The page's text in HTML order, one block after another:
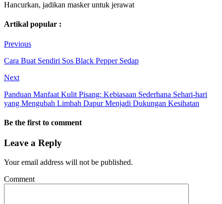
Hancurkan, jadikan masker untuk jerawat
Artikal popular :
Previous
Cara Buat Sendiri Sos Black Pepper Sedap
Next
Panduan Manfaat Kulit Pisang: Kebiasaan Sederhana Sehari-hari
yang Mengubah Limbah Dapur Menjadi Dukungan Kesihatan
Be the first to comment
Leave a Reply
Your email address will not be published.
Comment